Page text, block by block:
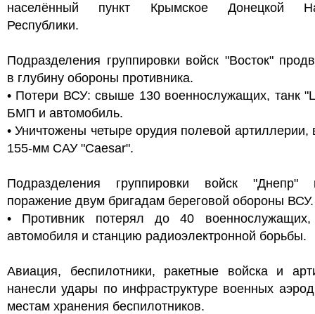
населённый пункт Крымское Донецкой
Республики.
Подразделения группировки войск "Восток"
в глубину обороны противника.
• Потери ВСУ: свыше 130 военнослужащих, танк
БМП и автомобиль.
• Уничтожены четыре орудия полевой артиллерии,
155-мм САУ "Caesar".
Подразделения группировки войск "Днепр"
поражение двум бригадам береговой обороны ВСУ.
• Противник потерял до 40 военнослужащих,
автомобиля и станцию радиоэлектронной борьбы.
Авиация, беспилотники, ракетные войска и
нанесли удары по инфраструктуре военных
местам хранения беспилотников.